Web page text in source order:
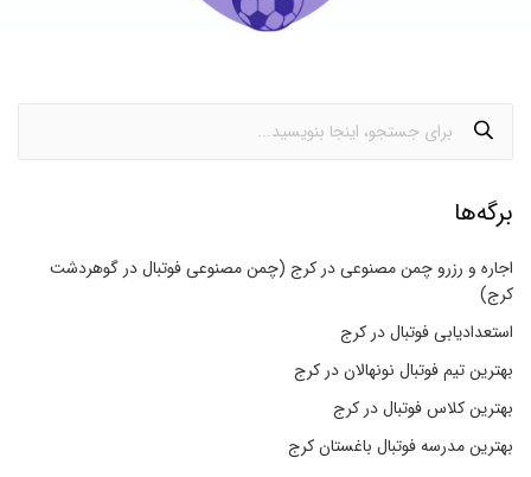
برگه‌ها
اجاره و رزرو چمن مصنوعی در کرج (چمن مصنوعی فوتبال در گوهردشت
کرج)
استعدادیابی فوتبال در کرج
بهترین تیم فوتبال نونهالان در کرج
بهترین کلاس فوتبال در کرج
بهترین مدرسه فوتبال باغستان کرج